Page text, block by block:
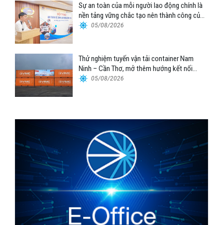
Sự an toàn của mỗi người lao động chính là
nền tảng vững chắc tạo nên thành công của
Cảng Đà Nẵng
05/08/2026
Thử nghiệm tuyến vận tải container Nam
Ninh – Cần Thơ, mở thêm hướng kết nối
logistics cho ĐBSCL
05/08/2026